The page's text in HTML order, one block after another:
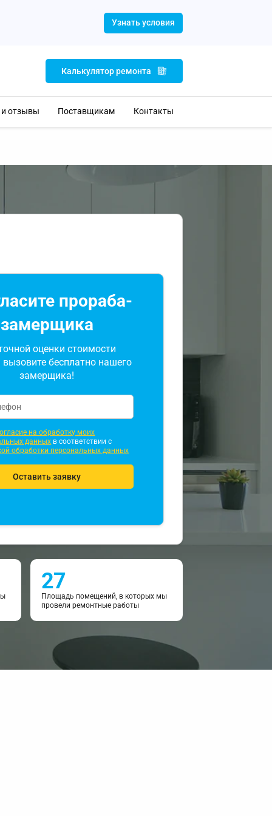
Узнать условия
Калькулятор ремонта
отзывы Поставщикам Контакты
прораба-
замерщика
оценки стоимости
бесплатно нашего
замерщика!
на обработку моих
данных в соответствии с
обработки персональных данных
Оставить заявку
27
Площадь помещений, в которых мы
провели ремонтные работы